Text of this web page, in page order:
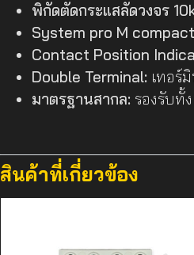
พิกัดตัดกระแสลัดวงจร
System pro M
Contact Position
Double Terminal: เทอร์
มาตรฐานสากล: รองรับทั้
สินค้าที่เกี่ยวข้อง